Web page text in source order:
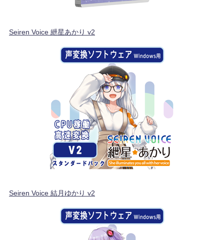
Seiren Voice 紲星あかり v2
Seiren Voice 結月ゆかり v2